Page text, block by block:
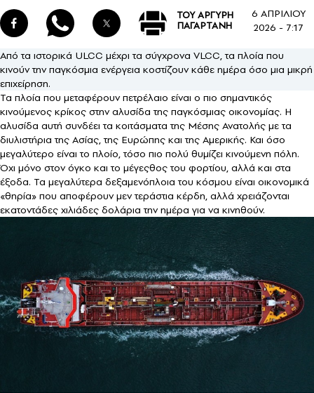
ΤΟΥ ΑΡΓΥΡΗ
ΠΑΓΑΡΤΑΝΗ
6 ΑΠΡΙΛΙΟΥ
2026 - 7:17
Από τα ιστορικά ULCC μέχρι τα σύγχρονα VLCC, τα πλοία που
κινούν την παγκόσμια ενέργεια κοστίζουν κάθε ημέρα όσο μια μικρή
επιχείρηση.
Τα πλοία που μεταφέρουν πετρέλαιο είναι ο πιο σημαντικός
κινούμενος κρίκος στην αλυσίδα της παγκόσμιας οικονομίας. Η
αλυσίδα αυτή συνδέει τα κοιτάσματα της Μέσης Ανατολής με τα
διυλιστήρια της Ασίας, της Ευρώπης και της Αμερικής. Και όσο
μεγαλύτερο είναι το πλοίο, τόσο πιο πολύ θυμίζει κινούμενη πόλη.
Όχι μόνο στον όγκο και το μέγεςθος του φορτίου, αλλά και στα
έξοδα. Τα μεγαλύτερα δεξαμενόπλοια του κόσμου είναι οικονομικά
«θηρία» που αποφέρουν μεν τεράστια κέρδη, αλλά χρειάζονται
εκατοντάδες χιλιάδες δολάρια την ημέρα για να κινηθούν.